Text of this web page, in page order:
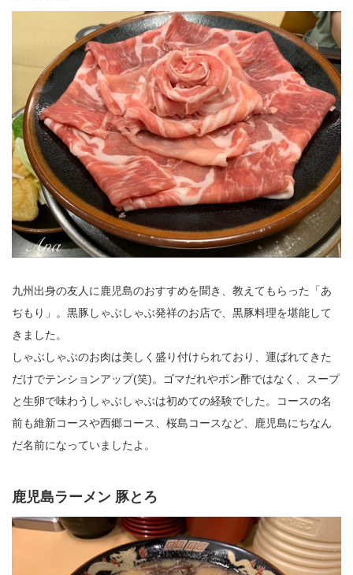
九州出身の友人に鹿児島のおすすめを聞き、教えてもらった「あ
ぢもり」。黒豚しゃぶしゃぶ発祥のお店で、黒豚料理を堪能して
きました。
しゃぶしゃぶのお肉は美しく盛り付けられており、運ばれてきた
だけでテンションアップ(笑)。ゴマだれやポン酢ではなく、スープ
と生卵で味わうしゃぶしゃぶは初めての経験でした。コースの名
前も維新コースや西郷コース、桜島コースなど、鹿児島にちなん
だ名前になっていましたよ。
鹿児島ラーメン 豚とろ